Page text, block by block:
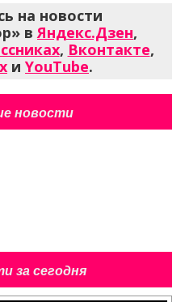
на новости
вЯндекс.Дзен,
, Вконтакте,
и YouTube.
новости
за сегодня